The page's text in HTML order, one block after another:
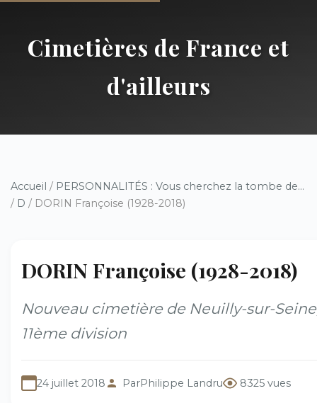
Cimetières de France et
d'ailleurs
Accueil / PERSONNALITÉS : Vous cherchez la tombe de...
/ D / DORIN Françoise (1928-2018)
DORIN Françoise (1928-2018)
Nouveau cimetière de Neuilly-sur-
11ème division
24 juillet 2018 ParPhilippe Landru 8325 vues